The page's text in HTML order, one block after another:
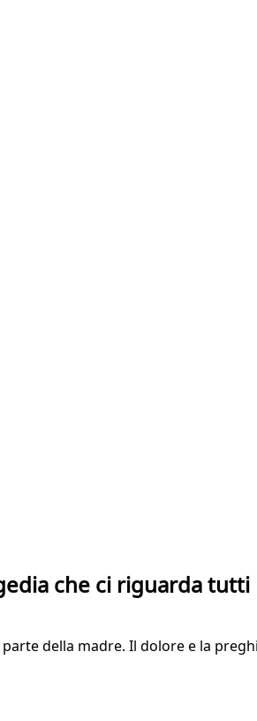
che ci riguarda tutti
della madre. Il dolore e la